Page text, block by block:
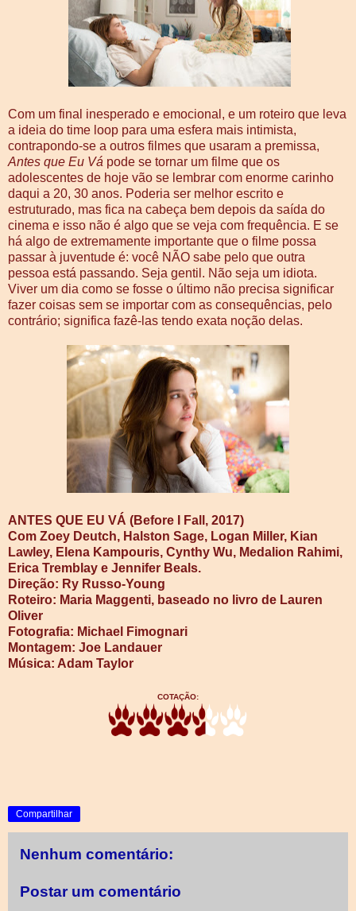
Com um final inesperado e emocional, e um roteiro que leva
a ideia do time loop para uma esfera mais intimista,
contrapondo-se a outros filmes que usaram a premissa,
Antes que Eu Vá pode se tornar um filme que os
adolescentes de hoje vão se lembrar com enorme carinho
daqui a 20, 30 anos. Poderia ser melhor escrito e
estruturado, mas fica na cabeça bem depois da saída do
cinema e isso não é algo que se veja com frequência. E se
há algo de extremamente importante que o filme possa
passar à juventude é: você NÃO sabe pelo que outra
pessoa está passando. Seja gentil. Não seja um idiota.
Viver um dia como se fosse o último não precisa significar
fazer coisas sem se importar com as consequências, pelo
contrário; significa fazê-las tendo exata noção delas.
ANTES QUE EU VÁ (Before I Fall, 2017)
Com Zoey Deutch, Halston Sage, Logan Miller, Kian
Lawley, Elena Kampouris, Cynthy Wu, Medalion Rahimi,
Erica Tremblay e Jennifer Beals.
Direção: Ry Russo-Young
Roteiro: Maria Maggenti, baseado no livro de Lauren
Oliver
Fotografia: Michael Fimognari
Montagem: Joe Landauer
Música: Adam Taylor
COTAÇÃO:
Compartilhar
Nenhum comentário:
Postar um comentário